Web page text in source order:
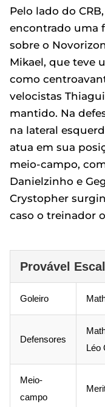
Pelo lado do
encontrado uma
sobre o
Mikael, que teve
como
velocistas
mantido. Na
na lateral
atua em sua
meio-campo,
Danielzinho e
Crystopher
caso o treinador
Provável
Goleiro
Defensores
Léo
Meio-
campo